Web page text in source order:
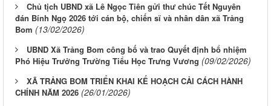
Chủ tịch UBND xã Lê Ngọc Tiên gửi thư chúc Tết Nguyên
đán Bính Ngọ 2026 tới cán bộ, chiến sĩ và nhân dân xã Trảng
Bom (13/02/2026)
UBND Xã Trảng Bom công bố và trao Quyết định bổ nhiệm
Phó Hiệu Trưởng Trường Tiểu Học Trưng Vương (09/02/2026)
XÃ TRẢNG BOM TRIỂN KHAI KẾ HOẠCH CẢI CÁCH HÀNH
CHÍNH NĂM 2026 (26/01/2026)